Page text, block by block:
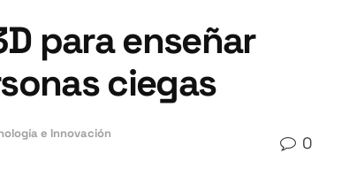
para enseñar
ciegas
e Innovación
0